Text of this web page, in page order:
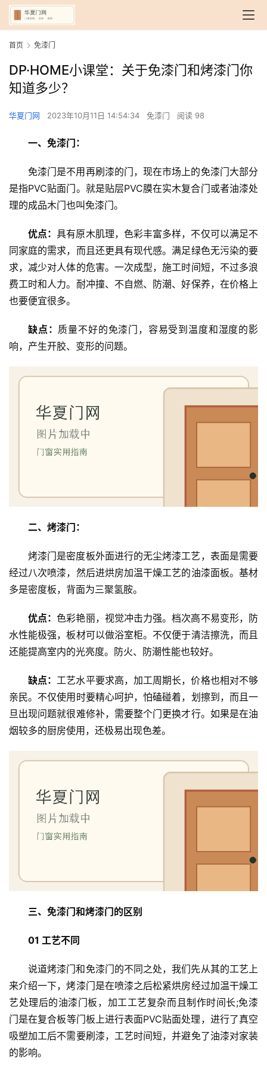
门
卧
室
门
首页 免漆门
DP·HOME小课堂：关于免漆门和烤漆门你
知道多少？
华夏门网 2023年10月11日 14:54:34 免漆门 阅读 98
一、免漆门：
免漆门是不用再刷漆的门，现在市场上的免漆门大部分
是指PVC贴面门。就是贴层PVC膜在实木复合门或者油漆处
理的成品木门也叫免漆门。
优点：具有原木肌理，色彩丰富多样，不仅可以满足不
同家庭的需求，而且还更具有现代感。满足绿色无污染的要
求，减少对人体的危害。一次成型，施工时间短，不过多浪
费工时和人力。耐冲撞、不自燃、防潮、好保养，在价格上
也要便宜很多。
缺点： 质量不好的免漆门，容易受到温度和湿度的影
响，产生开胶、变形的问题。
二、烤漆门：
烤漆门是密度板外面进行的无尘烤漆工艺，表面是需要
经过八次喷漆，然后进烘房加温干燥工艺的油漆面板。基材
多是密度板，背面为三聚氢胺。
优点：色彩艳丽，视觉冲击力强。档次高不易变形，防
水性能极强，板材可以做浴室柜。不仅便于清洁擦洗，而且
还能提高室内的光亮度。防火、防潮性能也较好。
缺点：工艺水平要求高，加工周期长，价格也相对不够
亲民。不仅使用时要精心呵护，怕磕碰着，划擦到，而且一
旦出现问题就很难修补，需要整个门更换才行。如果是在油
烟较多的厨房使用，还极易出现色差。
三、免漆门和烤漆门的区别
01 工艺不同
说道烤漆门和免漆门的不同之处，我们先从其的工艺上
来介绍一下，烤漆门是在喷漆之后松紧烘房经过加温干燥工
艺处理后的油漆门板，加工工艺复杂而且制作时间长;免漆
门是在复合板等门板上进行表面PVC贴面处理，进行了真空
吸塑加工后不需要刷漆，工艺时间短，并避免了油漆对家装
的影响。